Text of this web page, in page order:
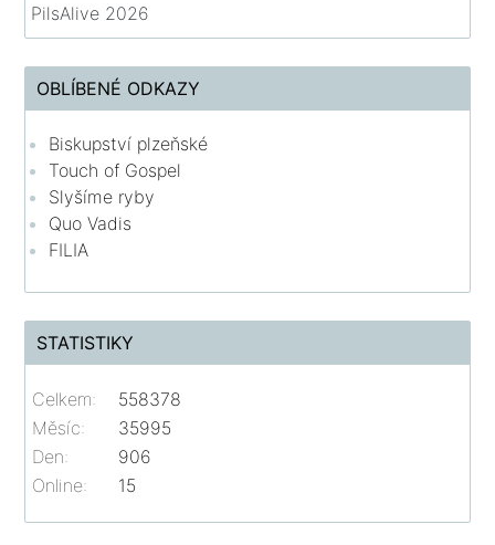
PilsAlive 2026
OBLÍBENÉ ODKAZY
Biskupství plzeňské
Touch of Gospel
Slyšíme ryby
Quo Vadis
FILIA
STATISTIKY
Online: 15
Celkem:
558378
Měsíc:
35995
Den:
906